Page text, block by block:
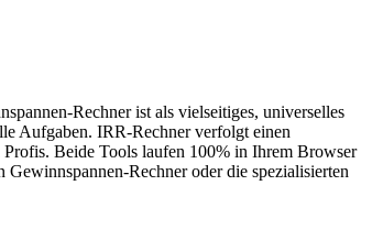
Rechner ist als vielseitiges, universelles
Aufgaben. IRR-Rechner verfolgt einen
Beide Tools laufen 100% in Ihrem Browser
Rechner oder die spezialisierten